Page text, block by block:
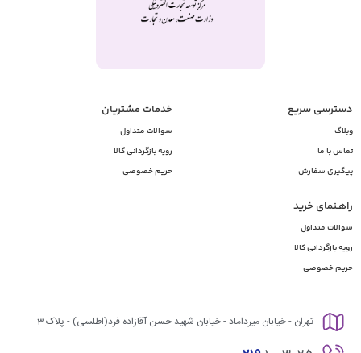
دسترسی سریع
وبلاگ
تماس با ما
پیگیری سفارش
خدمات مشتریان
سوالات متداول
رویه بازگردانی کالا
حریم خصوصی
راهـنمای خرید
سوالات متداول
رویه بازگردانی کالا
حریم خصوصی
تهران - خیابان میرداماد - خیابان شهید حسن آقازاده فرد(اطلسی) - پلاک 3